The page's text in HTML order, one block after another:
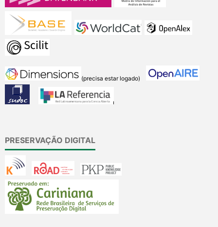
(precisa estar logado)
PRESERVAÇÃO DIGITAL